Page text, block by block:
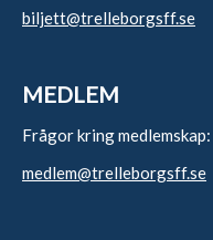
biljett@trelleborgsff.se
MEDLEM
Frågor kring medlemskap:
medlem@trelleborgsff.se